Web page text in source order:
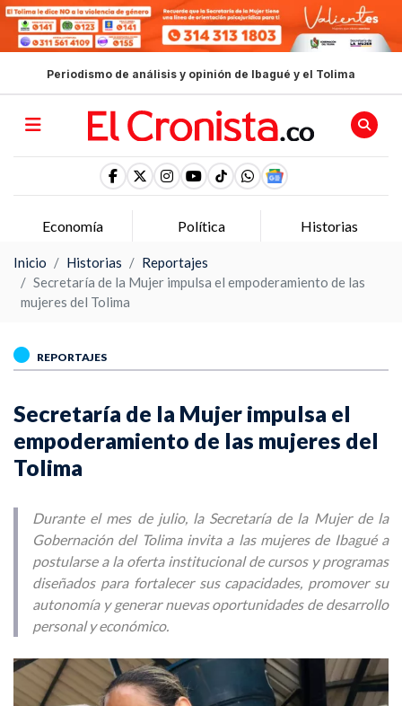
Periodismo de análisis y opinión de Ibagué y el Tolima
Economía Política Historias
Inicio Historias
Reportajes
Secretaría de la Mujer impulsa el empoderamiento de las
mujeres del Tolima
REPORTAJES
Secretaría de la Mujer impulsa el
empoderamiento de las mujeres del
Tolima
Durante el mes de julio, la Secretaría de la Mujer de la
Gobernación del Tolima invita a las mujeres de Ibagué a
postularse a la oferta institucional de cursos y programas
diseñados para fortalecer sus capacidades, promover su
autonomía y generar nuevas oportunidades de desarrollo
personal y económico.